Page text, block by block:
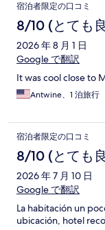
宿泊者限定の口コミ
8/10 (とても
2026 年 8 月 1 日
Google で翻訳
It was cool close to
Antwine、1 泊旅行
宿泊者限定の口コミ
8/10 (とても
2026 年 7 月 10 日
Google で翻訳
La habitación un
ubicación, hotel